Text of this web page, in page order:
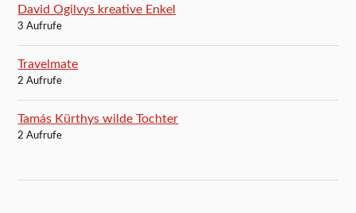
David Ogilvys kreative Enkel
3 Aufrufe
Travelmate
2 Aufrufe
Tamás Kürthys wilde Tochter
2 Aufrufe